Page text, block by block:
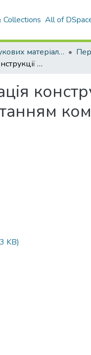
Collections All of
Архів наукових матеріалів
Оптимізація конструкції опори ковзання шарошкового долота з використанням комп'ютерних технологій
KB)